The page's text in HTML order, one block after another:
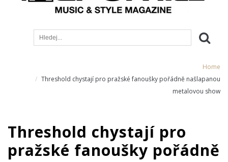
Home
Threshold chystají pro pražské fanoušky pořádně našlapanou
metalovou show
Threshold chystají pro
pražské fanoušky pořádně